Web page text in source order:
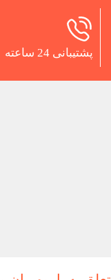
پشتیبانی 24 ساعته